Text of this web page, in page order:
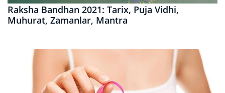
Raksha Bandhan 2021: Tarix, Puja Vidhi,
Muhurat, Zamanlar, Mantra